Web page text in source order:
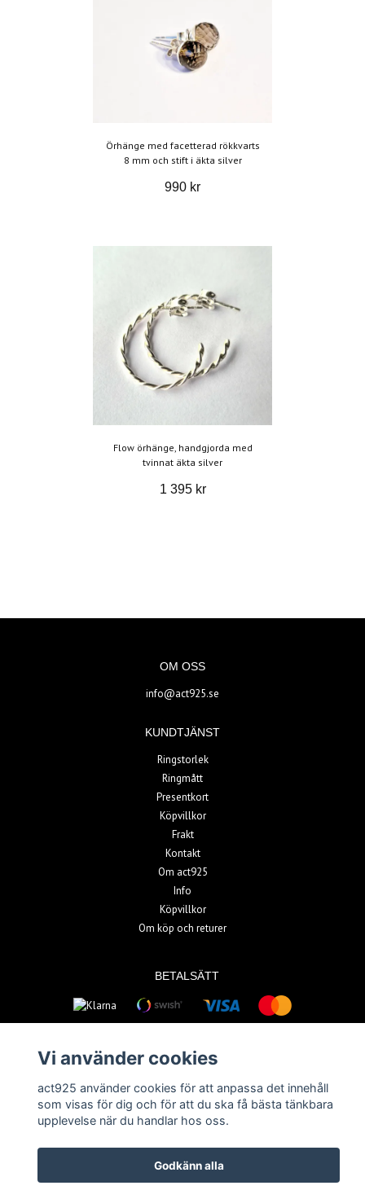
Örhänge med facetterad rökkvarts
8 mm och stift i äkta silver
990 kr
Flow örhänge, handgjorda med
tvinnat äkta silver
1 395 kr
OM OSS
info@act925.se
KUNDTJÄNST
Ringstorlek
Ringmått
Presentkort
Köpvillkor
Frakt
Kontakt
Om act925
Info
Köpvillkor
Om köp och returer
BETALSÄTT
© Copyright 2026 act925
Powered by Quickbutik
Vi använder cookies
act925 använder cookies för att anpassa det innehåll
som visas för dig och för att du ska få bästa tänkbara
upplevelse när du handlar hos oss.
Godkänn alla